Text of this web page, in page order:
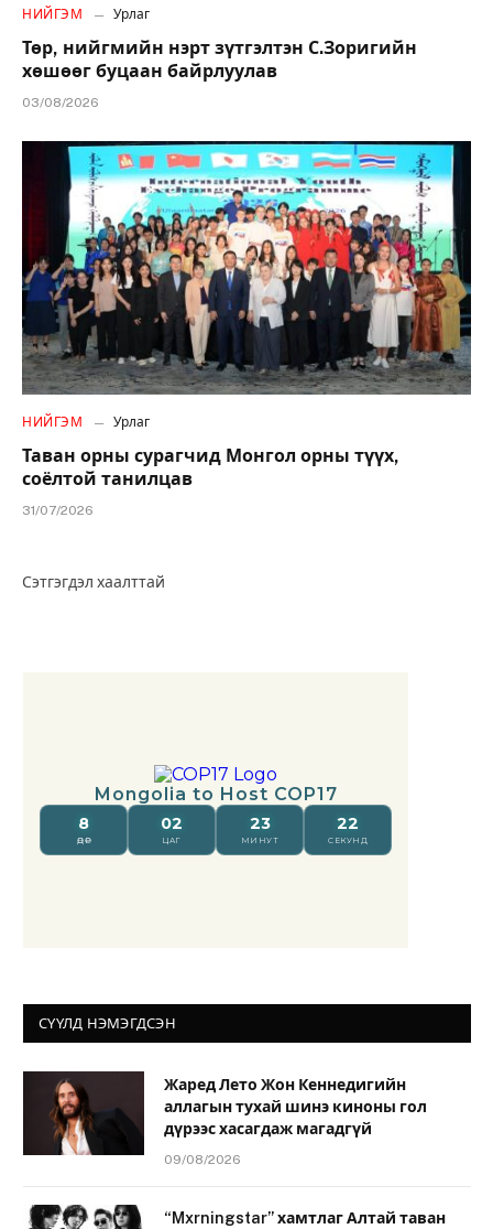
НИЙГЭМ Урлаг
Төр, нийгмийн нэрт зүтгэлтэн С.Зоригийн
хөшөөг буцаан байрлуулав
03/08/2026
НИЙГЭМ Урлаг
Таван орны сурагчид Монгол орны түүх,
соёлтой танилцав
31/07/2026
Сэтгэгдэл хаалттай
СҮҮЛД НЭМЭГДСЭН
Жаред Лето Жон Кеннедигийн
аллагын тухай шинэ киноны гол
дүрээс хасагдаж магадгүй
09/08/2026
“Mxrningstar” хамтлаг Алтай таван